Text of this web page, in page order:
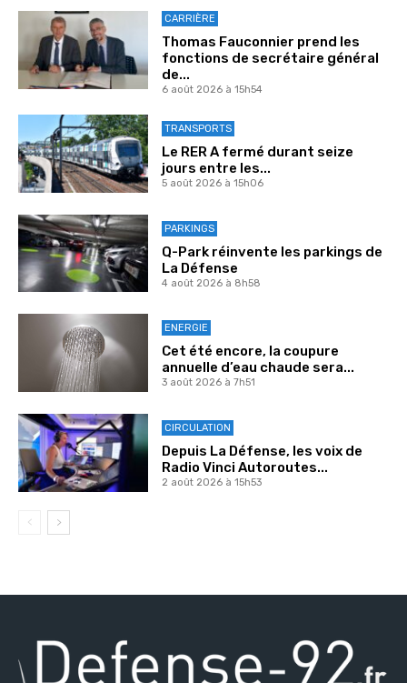
CARRIÈRE
Thomas Fauconnier prend les
fonctions de secrétaire général
de...
6 août 2026 à 15h54
TRANSPORTS
Le RER A fermé durant seize
jours entre les...
5 août 2026 à 15h06
PARKINGS
Q-Park réinvente les parkings de
La Défense
4 août 2026 à 8h58
ENERGIE
Cet été encore, la coupure
annuelle d’eau chaude sera...
3 août 2026 à 7h51
CIRCULATION
Depuis La Défense, les voix de
Radio Vinci Autoroutes...
2 août 2026 à 15h53